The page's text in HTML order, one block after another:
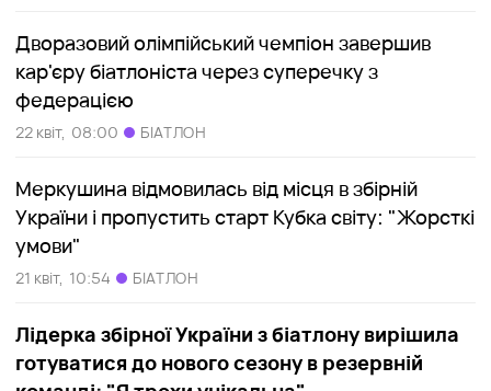
Дворазовий олімпійський чемпіон завершив
кар'єру біатлоніста через суперечку з
федерацією
22 квіт, 08:00 БІАТЛОН
Меркушина відмовилась від місця в збірній
України і пропустить старт Кубка світу: "Жорсткі
умови"
21 квіт, 10:54 БІАТЛОН
Лідерка збірної України з біатлону вирішила
готуватися до нового сезону в резервній